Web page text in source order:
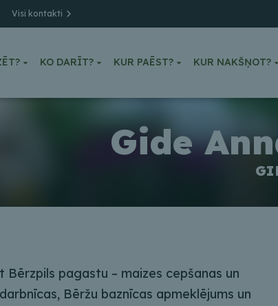
Visi kontakti
KO DARĪT? KUR PAĒST? KUR NAKŠŅOT?
Gide
Bērzpils pagastu – maizes cepšanas un
Bēržu baznīcas apmeklējums un